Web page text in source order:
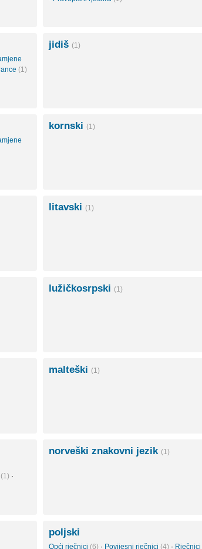
(1)
jidiš (1)
kornski (1)
litavski (1)
lužičkosrpski (1)
malteški (1)
(1) ·
norveški znakovni jezik (1)
poljski
Opći rječnici (6) · Povijesni rječnici (4) · Rječnici